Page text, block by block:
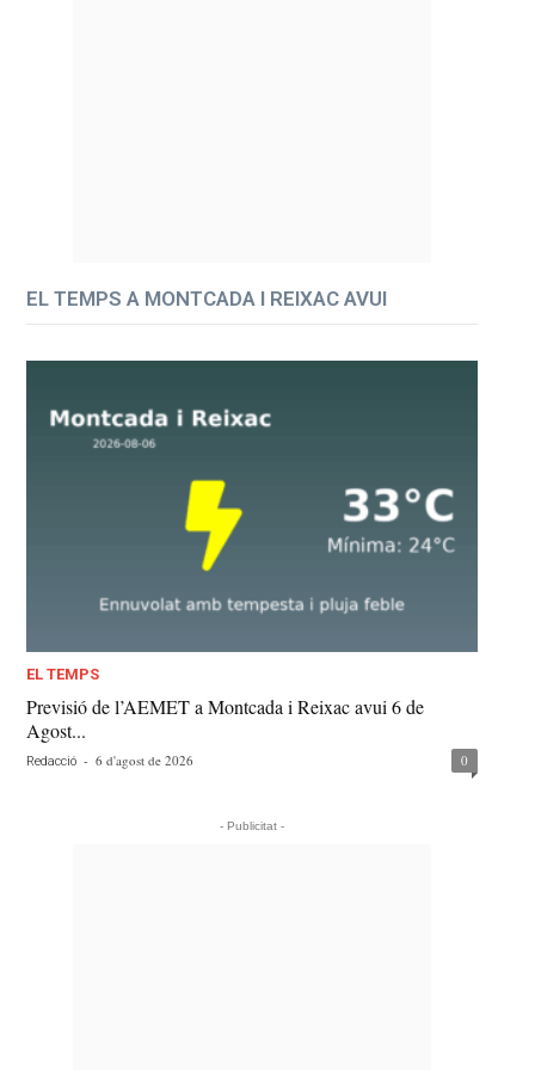
EL TEMPS A MONTCADA I REIXAC AVUI
EL TEMPS
Previsió de l’AEMET a Montcada i Reixac avui 6 de
Agost...
Redacció - 6 d'agost de 2026 0
- Publicitat -